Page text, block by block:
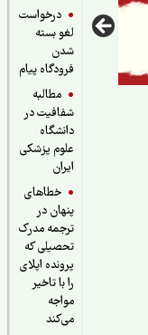
درخواست
لغو بسته
فرودگاه پیام
مطالبه
شفافیت در
دانشگاه
علوم پزشکی
خطاهای
پنهان در
ترجمه مدرک
تحصیلی که
پرونده اپلای
را با تاخیر